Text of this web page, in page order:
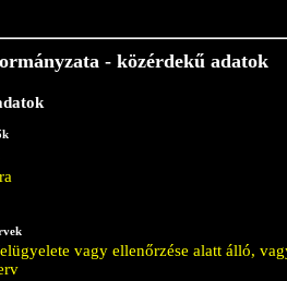
- közérdekű adatok
vagy ellenőrzése alatt álló,